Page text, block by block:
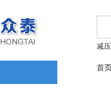
减
首